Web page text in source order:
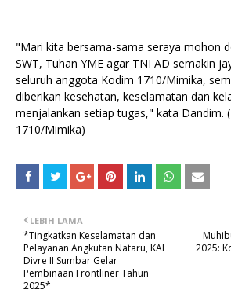
"Mari kita bersama-sama seraya mohon
SWT, Tuhan YME agar TNI AD semakin
seluruh anggota Kodim 1710/Mimika,
diberikan kesehatan, keselamatan dan
menjalankan setiap tugas," kata Dandim.
1710/Mimika)
2025:
LEBIH LAMA
*Tingkatkan Keselamatan dan
Pelayanan Angkutan Nataru, KAI
Divre II Sumbar Gelar
Pembinaan Frontliner Tahun
2025*